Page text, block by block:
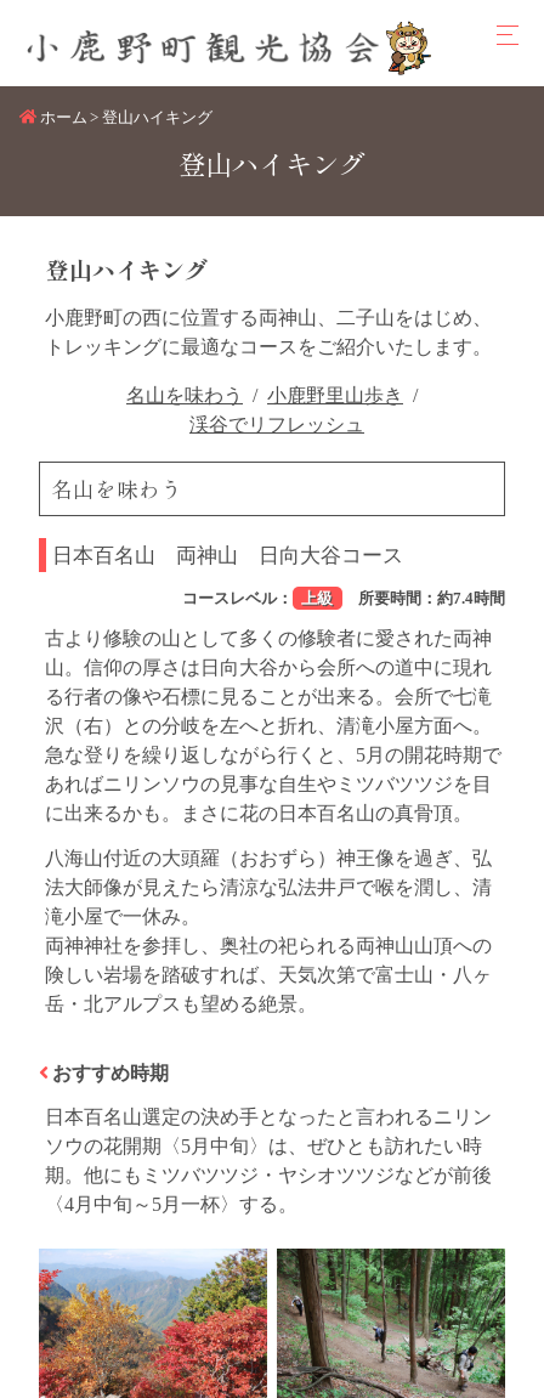
ホーム 登山ハイキング
登山ハイキング
登山ハイキング
小鹿野町の西に位置する両神山、二子山をはじめ、
トレッキングに最適なコースをご紹介いたします。
名山を味わう
小鹿野里山歩き
渓谷でリフレッシュ
名山を味わう
日本百名山 両神山 日向大谷コース
コースレベル： 上級 所要時間：約7.4時間
古より修験の山として多くの修験者に愛された両神
山。信仰の厚さは日向大谷から会所への道中に現れ
る行者の像や石標に見ることが出来る。会所で七滝
沢（右）との分岐を左へと折れ、清滝小屋方面へ。
急な登りを繰り返しながら行くと、5月の開花時期で
あればニリンソウの見事な自生やミツバツツジを目
に出来るかも。まさに花の日本百名山の真骨頂。
八海山付近の大頭羅（おおずら）神王像を過ぎ、弘
法大師像が見えたら清涼な弘法井戸で喉を潤し、清
滝小屋で一休み。
両神神社を参拝し、奥社の祀られる両神山山頂への
険しい岩場を踏破すれば、天気次第で富士山・八ヶ
岳・北アルプスも望める絶景。
おすすめ時期
日本百名山選定の決め手となったと言われるニリン
ソウの花開期〈5月中旬〉は、ぜひとも訪れたい時
期。他にもミツバツツジ・ヤシオツツジなどが前後
〈4月中旬～5月一杯〉する。